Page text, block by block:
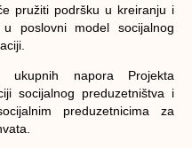
pružiti podršku u kreiranju i
poslovni model socijalnog
napora Projekta
socijalnog preduzetništva i
preduzetnicima za